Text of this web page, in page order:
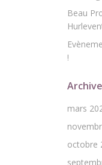
Beau
!
mars
octobre